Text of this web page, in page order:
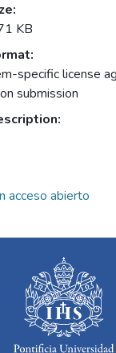
KB
specific license
submission
acceso abierto